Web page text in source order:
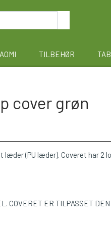
TILBEHØR
cover grøn
(PU læder). Coveret har 2
COVERET ER TILPASSET